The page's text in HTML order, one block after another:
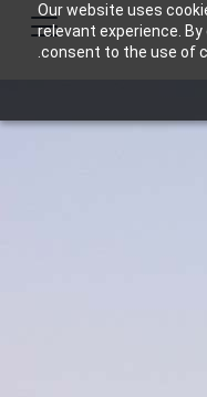
Our website uses
relevant experience.
consent to the use of